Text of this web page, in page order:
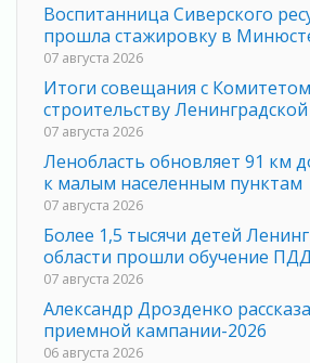
Воспитанница Сиверского
прошла стажировку в
07 августа 2026
Итоги совещания с
строительству
07 августа 2026
Ленобласть обновляет 91 км
к малым населенным пунктам
07 августа 2026
Более 1,5 тысячи детей
области прошли обучение ПДД
07 августа 2026
Александр Дрозденко
приемной кампании-2026
06 августа 2026